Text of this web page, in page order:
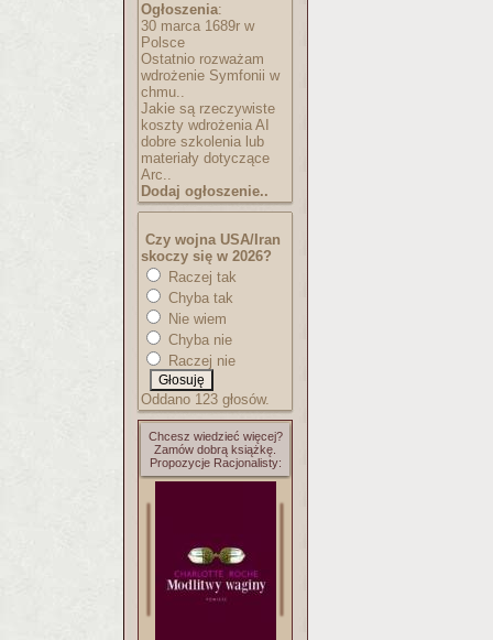
Ogłoszenia:
30 marca 1689r w
Polsce
Ostatnio rozważam
wdrożenie Symfonii w
chmu..
Jakie są rzeczywiste
koszty wdrożenia AI
dobre szkolenia lub
materiały dotyczące
Arc..
Dodaj ogłoszenie..
Czy wojna USA/Iran
skoczy się w 2026?
Raczej tak
Chyba tak
Nie wiem
Chyba nie
Raczej nie
Oddano 123 głosów.
Chcesz wiedzieć więcej?
Zamów dobrą książkę.
Propozycje Racjonalisty: